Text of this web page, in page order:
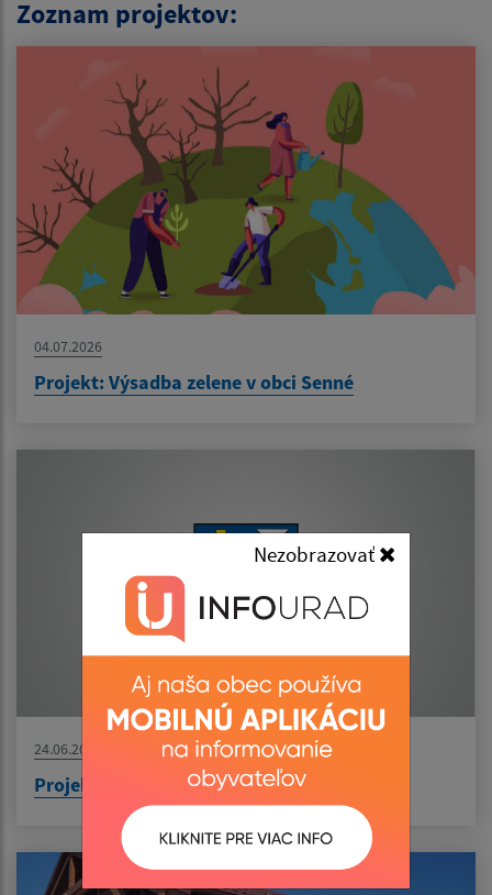
Nezobrazovať
Zoznam projektov:
04.07.2026
Projekt: Výsadba zelene v obci Senné
24.06.2026
Projekt: MOaPS publicita